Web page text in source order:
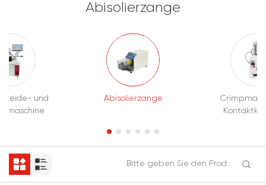
Abisolierzange
und
Abisolierzange